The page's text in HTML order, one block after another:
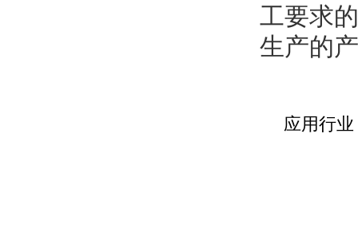
工要求
生产的产
应用行业